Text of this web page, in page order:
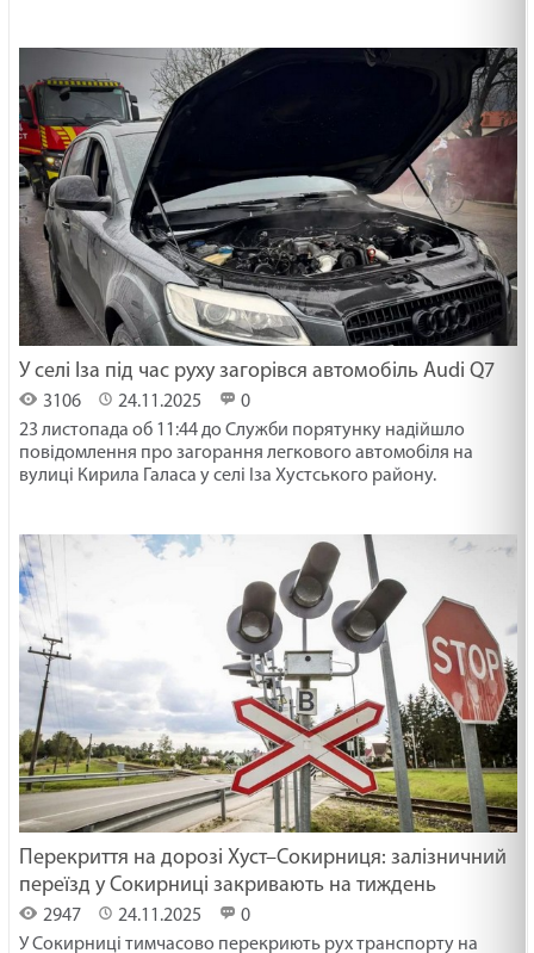
У селі Іза під час руху загорівся автомобіль Audi Q7
3106 24.11.2025
0
23 листопада об 11:44 до Служби порятунку надійшло
повідомлення про загорання легкового автомобіля на
вулиці Кирила Галаса у селі Іза Хустського району.
Перекриття на дорозі Хуст–Сокирниця: залізничний
переїзд у Сокирниці закривають на тиждень
2947 24.11.2025
0
У Сокирниці тимчасово перекриють рух транспорту на